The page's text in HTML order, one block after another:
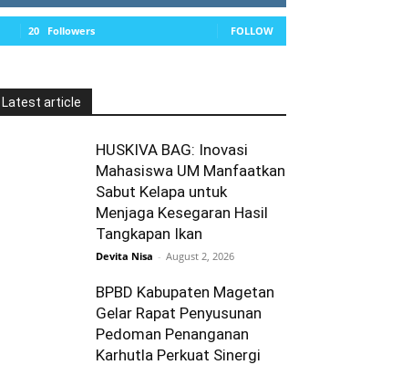
20 Followers FOLLOW
Latest article
HUSKIVA BAG: Inovasi
Mahasiswa UM Manfaatkan
Sabut Kelapa untuk
Menjaga Kesegaran Hasil
Tangkapan Ikan
Devita Nisa - August 2, 2026
BPBD Kabupaten Magetan
Gelar Rapat Penyusunan
Pedoman Penanganan
Karhutla Perkuat Sinergi